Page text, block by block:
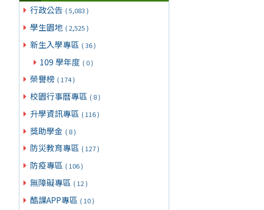
行政公告 ( 5,083 )
學生園地 ( 2,525 )
新生入學專區 ( 36 )
109 學年度 ( 0 )
榮譽榜 ( 174 )
校園行事曆專區 ( 8 )
升學資訊專區 ( 116 )
獎助學金 ( 8 )
防災教育專區 ( 127 )
防疫專區 ( 106 )
無障礙專區 ( 12 )
酷課APP專區 ( 10 )